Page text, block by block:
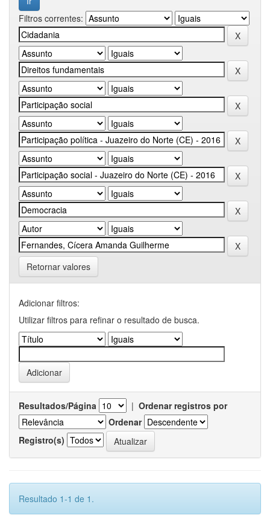
Filtros correntes:
Retornar valores
Adicionar filtros:
Utilizar filtros para refinar o resultado de busca.
Resultados/Página | Ordenar registros por
Ordenar
Registro(s)
Resultado 1-1 de 1.